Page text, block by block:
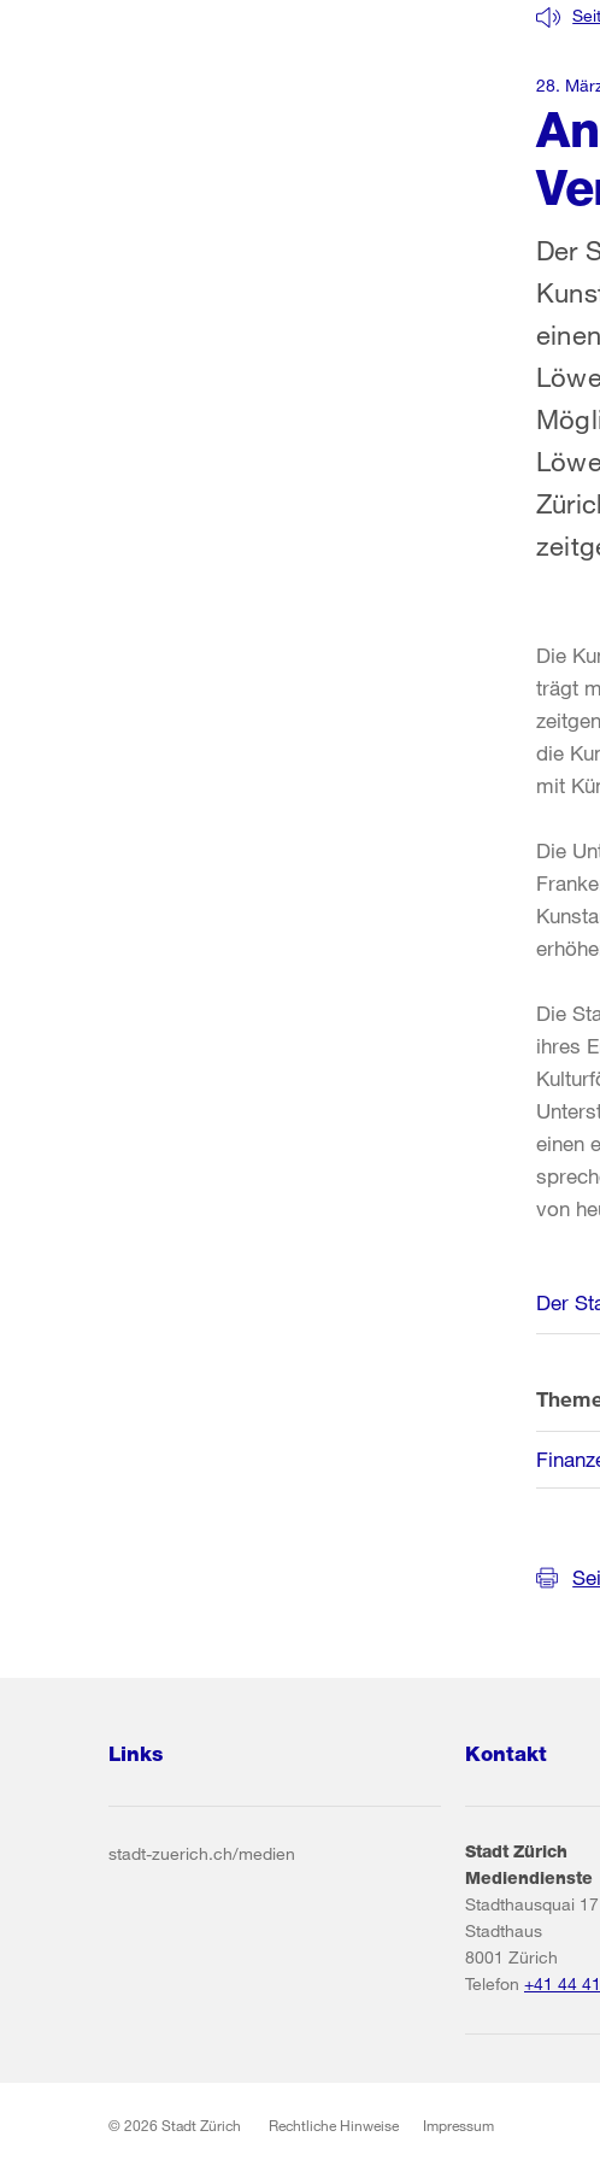
Der
28.
Die
trägt
die
mit
Die
Die
ihres
einen
von
Der
Links
stadt-zuerich.ch/medien
Kontakt
Stadt Zürich
Mediendienste
Stadthausquai 17
Stadthaus
8001 Zürich
Telefon +41 44
© 2026 Stadt Zürich Rechtliche Hinweise Impressum